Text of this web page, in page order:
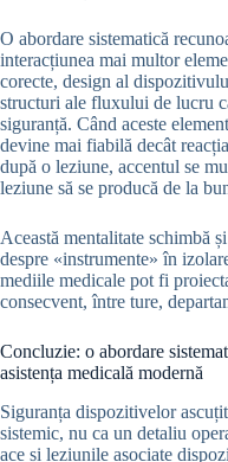
O abordare sistematică
interacțiunea mai multor
corecte, design al
structuri ale fluxului de lucru
siguranță. Când aceste
devine mai fiabilă decât
după o leziune, accentul se
leziune să se producă de la
Această mentalitate schimbă
despre «instrumente» în
mediile medicale pot fi
consecvent, între ture,
Concluzie: o abordare
asistența medicală modernă
Siguranța dispozitivelor
sistemic, nu ca un detaliu
ace și leziunile asociate